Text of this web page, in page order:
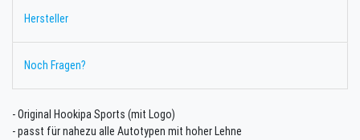
Hersteller
Noch Fragen?
- Original Hookipa Sports (mit Logo)
- passt für nahezu alle Autotypen mit hoher Lehne